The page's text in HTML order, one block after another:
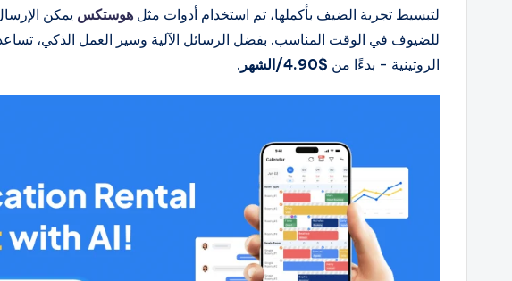
لتبسيط تجربة الضيف بأكملها، تم استخدام أدوات مثل هوستكس يمكن
الروتينية - بدءًا من $4.90/الشهر .